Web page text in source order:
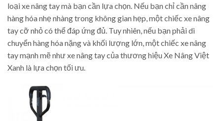
loại xe nâng tay mà bạn cần lựa chọn. Nếu bạn chỉ cần nâng
hàng hóa nhẹ nhàng trong không gian hẹp, một chiếc xe nâng
tay cỡ nhỏ có thể đáp ứng đủ. Tuy nhiên, nếu bạn phải di
chuyển hàng hóa nặng và khối lượng lớn, một chiếc xe nâng
tay mạnh mẽ như xe nâng tay của thương hiệu Xe Nâng Việt
Xanh là lựa chọn tối ưu.